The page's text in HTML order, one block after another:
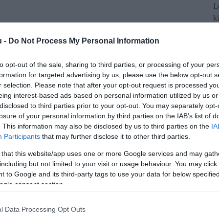
- Do Not Process My Personal Information
opt-out of the sale, sharing to third parties, or processing of your
for targeted advertising by us, please use the below opt-out
selection. Please note that after your opt-out request is processed
interest-based ads based on personal information utilized by us
to third parties prior to your opt-out. You may separately
of your personal information by third parties on the IAB’s list of
This information may also be disclosed by us to third parties on the
Participants that may further disclose it to other third parties.
that this website/app uses one or more Google services and may
but not limited to your visit or usage behaviour. You may
to Google and its third-party tags to use your data for below
consent section.
Data Processing Opt Outs
másik végére utaznunk vagy
számos vitaminbomba a saját
megtermeszthető.
forrásként a Google Keresőben!